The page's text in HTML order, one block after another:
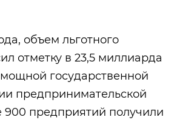
объем льготного
отметку в 23,5 миллиарда
мощной государственной
предпринимательской
900 предприятий получили